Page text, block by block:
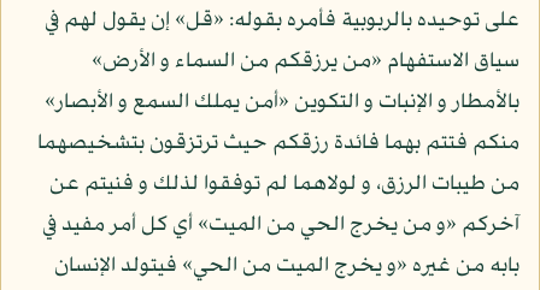
على توحيده بالربوبية فأمره بقوله: «قل» إن يقول لهم في
سياق الاستفهام «من يرزقكم من السماء و الأرض»
بالأمطار و الإنبات و التكوين «أمن يملك السمع و الأبصار»
منكم فتتم بهما فائدة رزقكم حيث ترتزقون بتشخيصهما
من طيبات الرزق، و لولاهما لم توفقوا لذلك و فنيتم عن
آخركم «و من يخرج الحي من الميت» أي كل أمر مفيد في
بابه من غيره «و يخرج الميت من الحي» فيتولد الإنسان